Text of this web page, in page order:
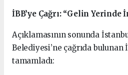
İBB’ye Çağrı: “Gelin Yerinde
Açıklamasının sonunda
Belediyesi’ne çağrıda
tamamladı: